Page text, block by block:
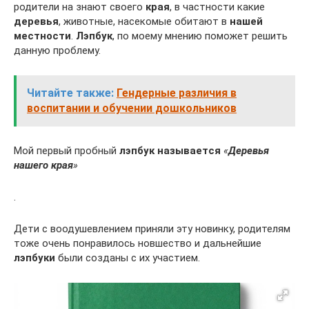
родители на знают своего края, в частности какие
деревья, животные, насекомые обитают в нашей
местности. Лэпбук, по моему мнению поможет решить
данную проблему.
Читайте также: Гендерные различия в
воспитании и обучении дошкольников
Мой первый пробный лэпбук называется «Деревья
нашего края»
.
Дети с воодушевлением приняли эту новинку, родителям
тоже очень понравилось новшество и дальнейшие
лэпбуки были созданы с их участием.